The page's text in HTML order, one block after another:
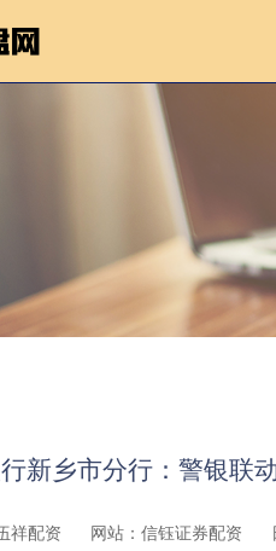
新乡市分行：警银联
祥配资 网站：信钰证券配资